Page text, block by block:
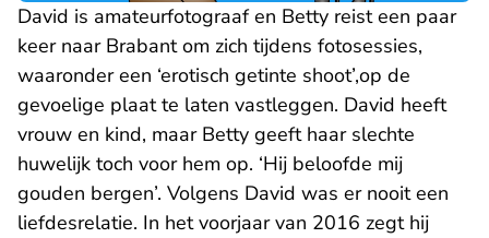
David is amateurfotograaf en Betty reist een paar
keer naar Brabant om zich tijdens fotosessies,
waaronder een ‘erotisch getinte shoot’,op de
gevoelige plaat te laten vastleggen. David heeft
vrouw en kind, maar Betty geeft haar slechte
huwelijk toch voor hem op. ‘Hij beloofde mij
gouden bergen’. Volgens David was er nooit een
liefdesrelatie. In het voorjaar van 2016 zegt hij